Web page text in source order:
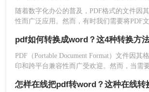
3、在软件界面中添加需要转换的
次性添加多个PDF文件进行批量转换
随着数字化办公的普及，PDF格式的文件因
性而广泛应用。然而，有时我们需要将PDF文
呢？本文将详细介绍两种常见的PDF转Word
松应对各种转换需求。
pdf如何转换成word？这4种转换方
PDF（Portable Document Format）文件因其
印和跨平台兼容性而广受欢迎。然而，当需
会更为方便。那么pdf如何转换成word呢？下